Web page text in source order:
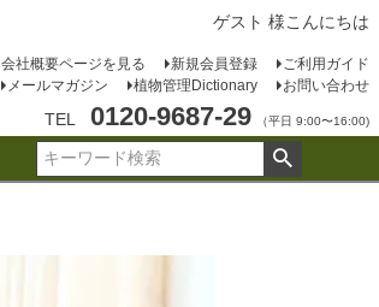
ゲスト 様こんにちは
会社概要ページを見る 新規会員登録
ご利用ガイド
メールマガジン
植物管理Dictionary お問い合わせ
TEL 0120-9687-29 （平日 9:00〜16:00)